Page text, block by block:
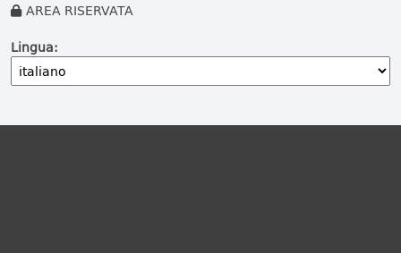
AREA RISERVATA
Lingua